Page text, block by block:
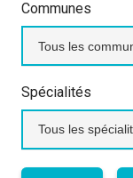
Communes
Spécialités